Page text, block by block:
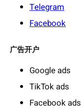
Telegram
Facebook
广告开户
Google ads
TikTok ads
Facebook ads